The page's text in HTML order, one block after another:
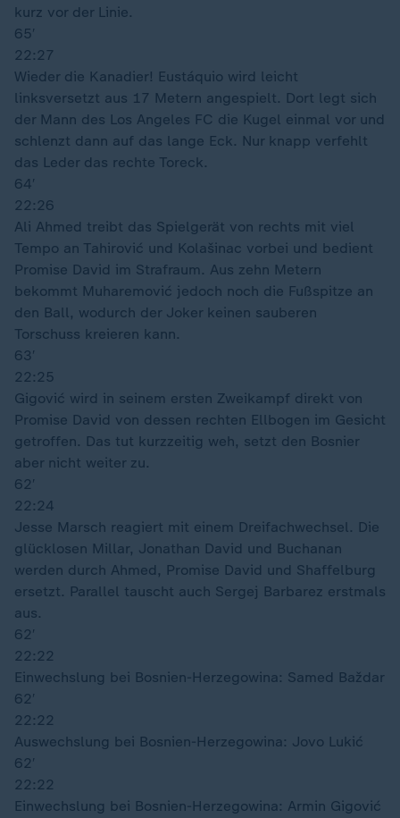
kurz vor der Linie.
65′
22:27
Wieder die Kanadier! Eustáquio wird leicht
linksversetzt aus 17 Metern angespielt. Dort legt sich
der Mann des Los Angeles FC die Kugel einmal vor und
schlenzt dann auf das lange Eck. Nur knapp verfehlt
das Leder das rechte Toreck.
64′
22:26
Ali Ahmed treibt das Spielgerät von rechts mit viel
Tempo an Tahirović und Kolašinac vorbei und bedient
Promise David im Strafraum. Aus zehn Metern
bekommt Muharemović jedoch noch die Fußspitze an
den Ball, wodurch der Joker keinen sauberen
Torschuss kreieren kann.
63′
22:25
Gigović wird in seinem ersten Zweikampf direkt von
Promise David von dessen rechten Ellbogen im Gesicht
getroffen. Das tut kurzzeitig weh, setzt den Bosnier
aber nicht weiter zu.
62′
22:24
Jesse Marsch reagiert mit einem Dreifachwechsel. Die
glücklosen Millar, Jonathan David und Buchanan
werden durch Ahmed, Promise David und Shaffelburg
ersetzt. Parallel tauscht auch Sergej Barbarez erstmals
aus.
62′
22:22
Einwechslung bei Bosnien-Herzegowina: Samed Baždar
62′
22:22
Auswechslung bei Bosnien-Herzegowina: Jovo Lukić
62′
22:22
Einwechslung bei Bosnien-Herzegowina: Armin Gigović